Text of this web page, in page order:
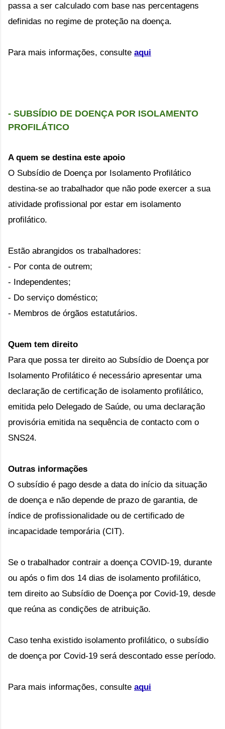
passa a ser calculado com base nas percentagens
definidas no regime de proteção na doença.
Para mais informações, consulte aqui
- SUBSÍDIO DE DOENÇA POR ISOLAMENTO
PROFILÁTICO
A quem se destina este apoio
O Subsídio de Doença por Isolamento Profilático
destina-se ao trabalhador que não pode exercer a sua
atividade profissional por estar em isolamento
profilático.
Estão abrangidos os trabalhadores:
- Por conta de outrem;
- Independentes;
- Do serviço doméstico;
- Membros de órgãos estatutários.
Quem tem direito
Para que possa ter direito ao Subsídio de Doença por
Isolamento Profilático é necessário apresentar uma
declaração de certificação de isolamento profilático,
emitida pelo Delegado de Saúde, ou uma declaração
provisória emitida na sequência de contacto com o
SNS24.
Outras informações
O subsídio é pago desde a data do início da situação
de doença e não depende de prazo de garantia, de
índice de profissionalidade ou de certificado de
incapacidade temporária (CIT).
Se o trabalhador contrair a doença COVID-19, durante
ou após o fim dos 14 dias de isolamento profilático,
tem direito ao Subsídio de Doença por Covid-19, desde
que reúna as condições de atribuição.
Caso tenha existido isolamento profilático, o subsídio
de doença por Covid-19 será descontado esse período.
Para mais informações, consulte aqui